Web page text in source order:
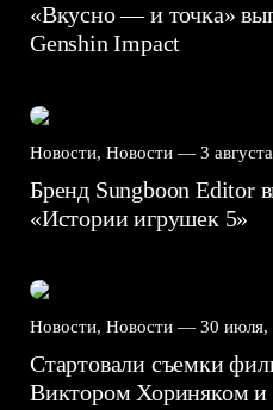
«Вкусно — и точка»
Genshin Impact⁠⁠
Новости, Новости — 3
Бренд Sungboon Editor
«Истории игрушек 5»
Новости, Новости — 30 июля,
Стартовали съемки
Виктором Хориняком и